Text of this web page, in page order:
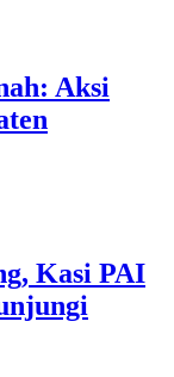
Aksi
Kasi PAI